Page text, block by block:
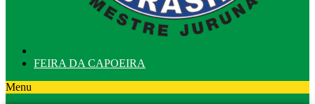
FEIRA DA CAPOEIRA
Menu